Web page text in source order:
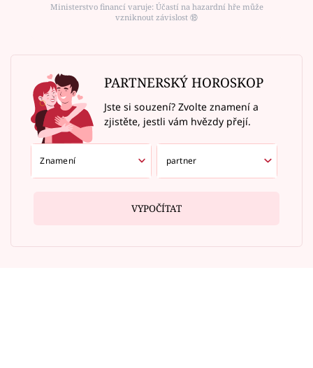
Ministerstvo financí varuje: Účastí na hazardní hře může
vzniknout závislost ⑱
PARTNERSKÝ HOROSKOP
Jste si souzení? Zvolte znamení a
zjistěte, jestli vám hvězdy přejí.
VYPOČÍTAT